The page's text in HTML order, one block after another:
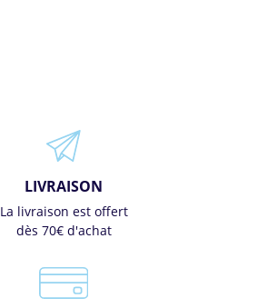
LIVRAISON
La livraison est offert
dès 70€ d'achat